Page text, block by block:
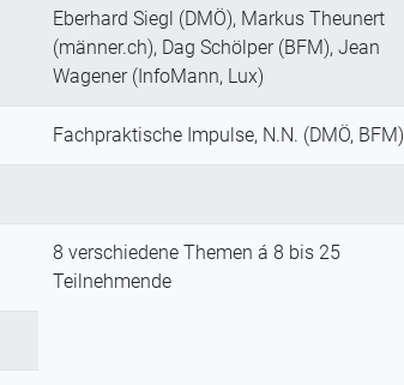
Eberhard Siegl (DMÖ), Markus Theunert
(männer.ch), Dag Schölper (BFM), Jean
Wagener (InfoMann, Lux)
Fachpraktische Impulse, N.N. (DMÖ, BFM)
8 verschiedene Themen á 8 bis 25
Teilnehmende